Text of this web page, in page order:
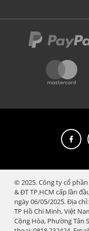
© 2025. Công ty cổ phần
& ĐT TP.HCM cấp lần
ngày 06/05/2025. Địa
TP Hồ Chí Minh, Việt
Cộng Hòa, Phường Tân